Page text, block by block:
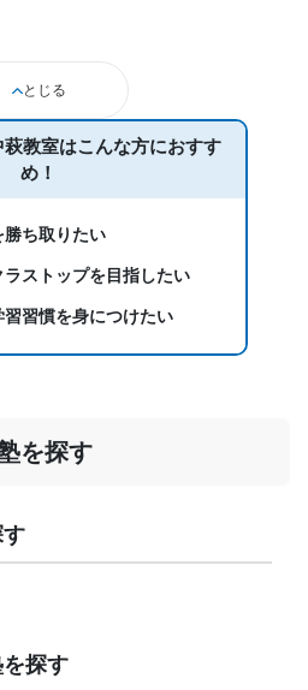
とじる
萩教室はこんな方におすす
め！
ち取りたい
ストップを目指したい
習習慣を身につけたい
を探す
探す